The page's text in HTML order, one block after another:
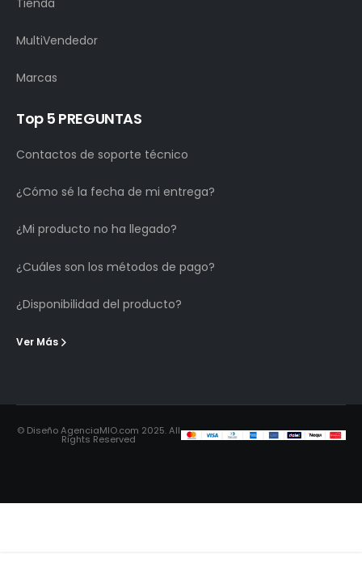
MultiVendedor
Marcas
Top 5 PREGUNTAS
Contactos de soporte técnico
¿Cómo sé la fecha de mi entrega?
¿Mi producto no ha llegado?
¿Cuáles son los métodos de pago?
¿Disponibilidad del producto?
Ver Más
© Diseño AgenciaMIO.com 2025. All
Rights Reserved